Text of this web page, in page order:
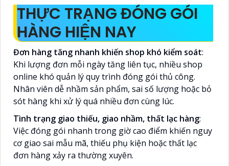
THỰC TRẠNG ĐÓNG GÓI
HÀNG HIỆN NAY
Đơn hàng tăng nhanh khiến shop khó kiểm soát:
Khi lượng đơn mỗi ngày tăng liên tục, nhiều shop
online khó quản lý quy trình đóng gói thủ công.
Nhân viên dễ nhầm sản phẩm, sai số lượng hoặc bỏ
sót hàng khi xử lý quá nhiều đơn cùng lúc.
Tình trạng giao thiếu, giao nhầm, thất lạc hàng:
Việc đóng gói nhanh trong giờ cao điểm khiến nguy
cơ giao sai mẫu mã, thiếu phụ kiện hoặc thất lạc
đơn hàng xảy ra thường xuyên.